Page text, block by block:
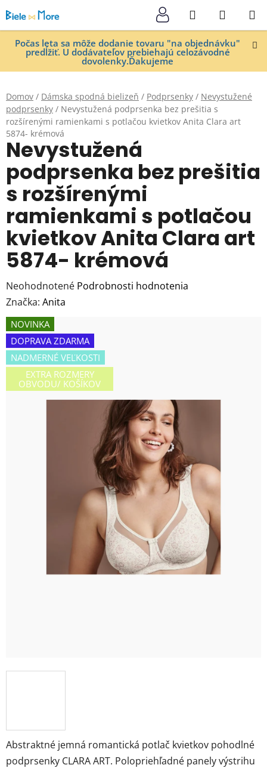
na
obsah
Počas leta sa môže dodanie tovaru "na objednávku"
predĺžiť. U dodávateľov prebiehajú celozávodné
dovolenky.Ďakujeme
Hľadať
KOŠÍK
Domov / Dámska spodná bielizeň / Podprsenky / Nevystužené
podprsenky / Nevystužená podprsenka bez prešitia s
rozšírenými ramienkami s potlačou kvietkov Anita Clara art
5874- krémová
Abstraktné jemná romantická potlač kvietkov pohodlné
podprsenky CLARA ART. Polopriehľadné panely výstrihu
Nevystužená
podprsenka bez prešitia
s rozšírenými
ramienkami s potlačou
kvietkov Anita Clara art
5874- krémová
Priemerné
hodnotenie
produktu
je
0,0
z
hviezdičiek.
Neohodnotené Podrobnosti hodnotenia
Značka: Anita
NOVINKA
DOPRAVA ZDARMA
NADMERNÉ VEĽKOSTI
EXTRA ROZMERY
OBVODU/ KOŠÍKOV